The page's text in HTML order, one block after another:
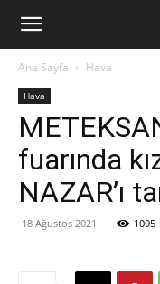
Ana Sayfa Hava
Hava
fuarında
NAZAR’ı
18 Ağustos 2021 1095